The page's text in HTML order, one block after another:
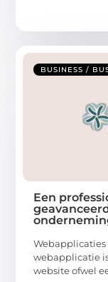
BUSINESS /
Een
webapplicatie
website ofwel